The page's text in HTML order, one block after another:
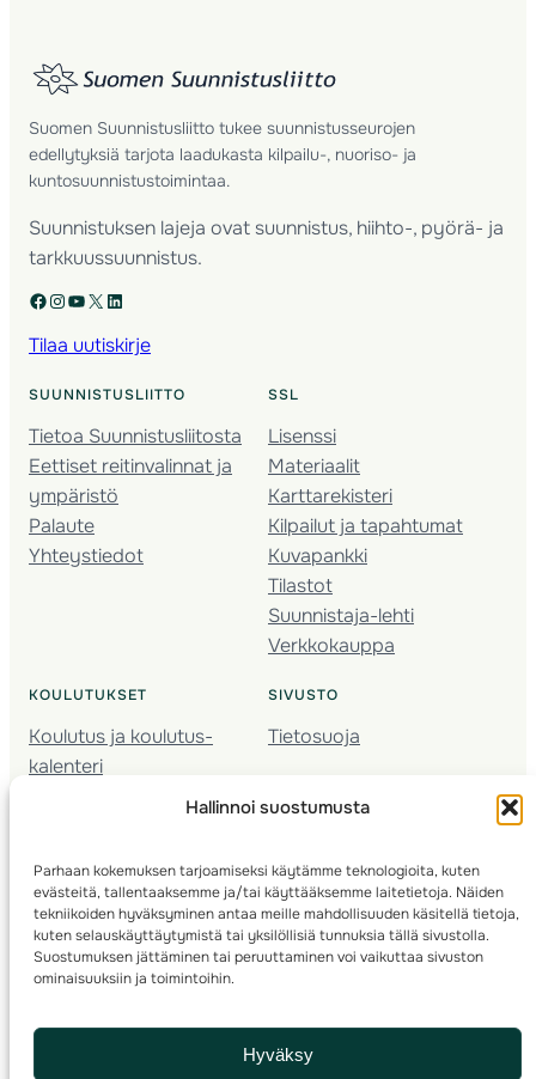
Hallinnoi suostumusta
Parhaan kokemuksen tarjoamiseksi käytämme teknologioita, kuten
evästeitä, tallentaaksemme ja/tai käyttääksemme laitetietoja. Näiden
tekniikoiden hyväksyminen antaa meille mahdollisuuden käsitellä tietoja,
kuten selauskäyttäytymistä tai yksilöllisiä tunnuksia tällä sivustolla.
Suostumuksen jättäminen tai peruuttaminen voi vaikuttaa sivuston
ominaisuuksiin ja toimintoihin.
Hyväksy
Suomen Suunnistusliitto tukee suunnistusseurojen
edellytyksiä tarjota laadukasta kilpailu-, nuoriso- ja
kuntosuunnistustoimintaa.
Suunnistuksen lajeja ovat suunnistus, hiihto-, pyörä- ja
tarkkuussuunnistus.
Facebook Instagram YouTube X LinkedIn
Tilaa uutiskirje
SUUNNISTUSLIITTO
Tietoa Suunnistusliitosta
Eettiset reitinvalinnat ja
ympäristö
Palaute
Yhteystiedot
SSL
Lisenssi
Materiaalit
Karttarekisteri
Kilpailut ja tapahtumat
Kuvapankki
Tilastot
Suunnistaja-lehti
Verkkokauppa
KOULUTUKSET
Koulutus ja koulutus­
kalenteri
Nuorison koulutukset
Kartoitus
Ratamestari
SIVUSTO
Tietosuoja
© 2025 ·Suomen Suunnistusliitto· Valimotie 10, 00380 Helsinki, Finland
info(a)suunnistusliitto.fi,Rastilipun asiat: rastilippu(a)suunnistusliitto.fi